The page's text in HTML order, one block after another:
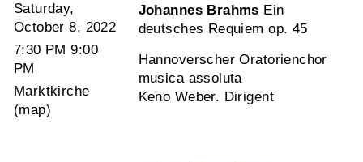
Saturday,
October 8, 2022
7:30 PM 9:00
PM
Marktkirche
(map)
Johannes Brahms Ein
deutsches Requiem op. 45
Hannoverscher Oratorienchor
musica assoluta
Keno Weber. Dirigent